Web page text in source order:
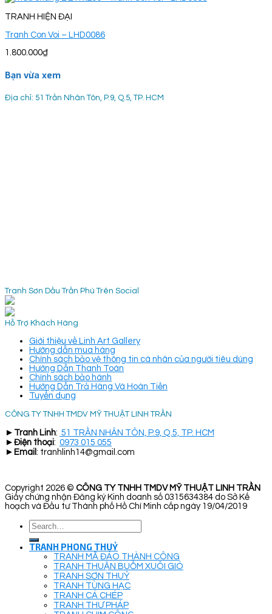
TRANH HIỆN ĐẠI
Tranh Con Voi – LHD0086
1.800.000₫
Bạn vừa xem
Địa chỉ: 51 Trần Nhân Tôn, P.9, Q.5, TP. HCM
Tranh Sơn Dầu Trần Phú Trên Social
Hỗ Trợ Khách Hàng
Giới thiệu về Linh Art Gallery
Hướng dẫn mua hàng
Chính sách bảo vệ thông tin cá nhân của người tiêu dùng
Hướng Dẫn Thanh Toán
Chính sách bảo hành
Hướng Dẫn Trả Hàng Và Hoàn Tiền
Tuyển dụng
CÔNG TY TNHH TMDV MỸ THUẬT LINH TRẦN
► Tranh Linh: 51 TRẦN NHÂN TÔN, P.9, Q.5, TP. HCM
► Điện thoại: 0973 015 055
► Email : tranhlinh14@gmail.com
Copyright 2026 © CÔNG TY TNHH TMDV MỸ THUẬT LINH TRẦN
Giấy chứng nhận Đăng ký Kinh doanh số 0315634384 do Sở Kế
hoạch và Đầu tư Thành phố Hồ Chí Minh cấp ngày 19/04/2019
Search
for:
TRANH PHONG THUỶ
TRANH MÃ ĐÁO THÀNH CÔNG
TRANH THUẬN BUỒM XUÔI GIÓ
TRANH SƠN THUỶ
TRANH TÙNG HẠC
TRANH CÁ CHÉP
TRANH THƯ PHÁP